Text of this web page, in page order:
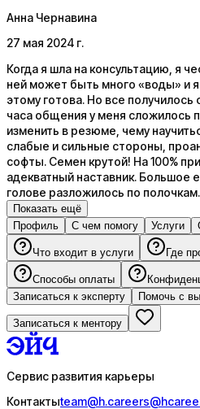
Анна Чернавина
27 мая 2024 г.
Когда я шла на консультацию, я
ней может быть много «воды» и я
этому готова. Но все
часа общения у меня сложилось
изменить в резюме, чему
слабые и сильные стороны,
софты. Семен крутой! На 100%
адекватный наставник. Большое
голове разложилось по полочкам.
Показать ещё
Профиль
С чем помогу Услуги
Что входит в услуги Где
Способы оплаты
Записаться к эксперту
Помочь с
Записаться к ментору
Сервис развития карьеры
Контактыteam@h.careers